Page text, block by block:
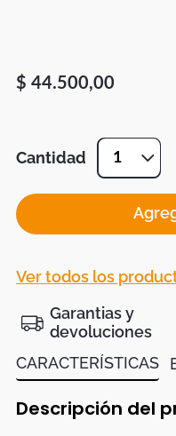
$ 44.500,00
Cantidad 1
Ver todos los
Garantias y
devoluciones
CARACTERÍSTICAS
Descripción del